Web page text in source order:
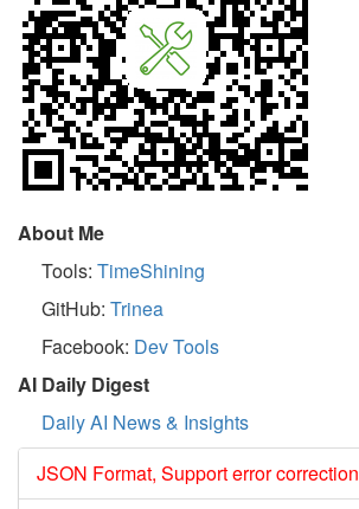
About Me
Tools: TimeShining
GitHub: Trinea
Facebook: Dev Tools
AI Daily Digest
Daily AI News & Insights
JSON Format, Support error correction